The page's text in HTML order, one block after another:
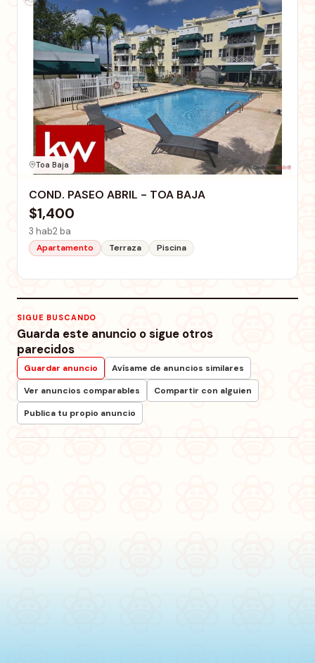
Toa Baja
COND. PASEO ABRIL - TOA BAJA
$1,400
3 hab2 ba
Apartamento Terraza Piscina
SIGUE BUSCANDO
Guarda este anuncio o sigue otros
parecidos
Guardar anuncio
Avísame de anuncios similares
Ver anuncios comparables
Compartir con alguien
Publica tu propio anuncio